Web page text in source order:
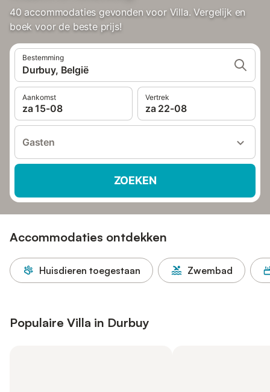
40 accommodaties gevonden voor Villa. Vergelijk en
boek voor de beste prijs!
Bestemming
Durbuy, België
Aankomst
za 15-08
Vertrek
za 22-08
Gasten
ZOEKEN
Accommodaties ontdekken
Huisdieren toegestaan Zwembad
Populaire Villa in Durbuy